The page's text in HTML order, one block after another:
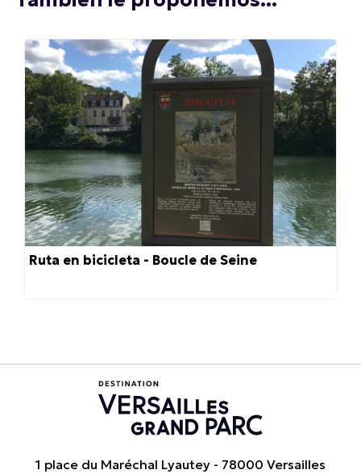
Ruta en bicicleta - Boucle de Seine
1 place du Maréchal Lyautey - 78000 Versailles